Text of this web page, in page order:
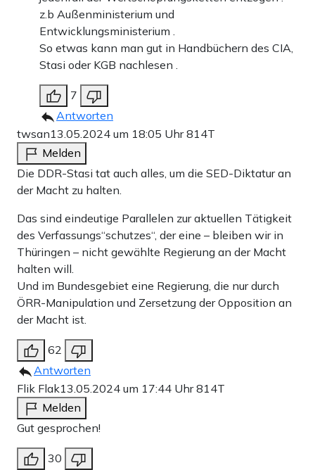
z.b Außenministerium und
Entwicklungsministerium .
So etwas kann man gut in Handbüchern des CIA,
Stasi oder KGB nachlesen .
7
Antworten
twsan13.05.2024 um 18:05 Uhr814T
Melden
Die DDR-Stasi tat auch alles, um die SED-Diktatur an
der Macht zu halten.
Das sind eindeutige Parallelen zur aktuellen Tätigkeit
des Verfassungs“schutzes“, der eine – bleiben wir in
Thüringen – nicht gewählte Regierung an der Macht
halten will.
Und im Bundesgebiet eine Regierung, die nur durch
ÖRR-Manipulation und Zersetzung der Opposition an
der Macht ist.
62
Antworten
Flik Flak13.05.2024 um 17:44 Uhr814T
Melden
Gut gesprochen!
30